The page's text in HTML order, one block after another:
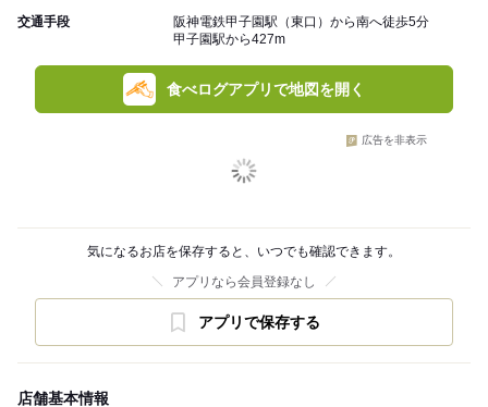
交通手段
阪神電鉄甲子園駅（東口）から南へ徒歩5分
甲子園駅から427m
食べログアプリで地図を開く
広告を非表示
気になるお店を保存すると、いつでも確認できます。
アプリなら会員登録なし
アプリで保存する
店舗基本情報